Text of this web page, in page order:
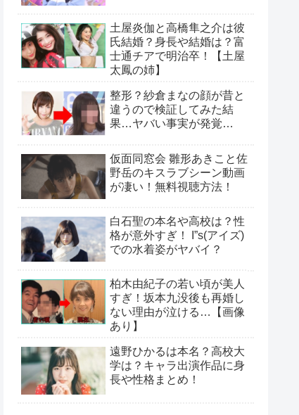
土屋炎伽と高橋隼之介は彼
氏結婚？身長や結婚は？富
士通チアで明治卒！【土屋
太鳳の姉】
整形？紗倉まなの顔が昔と
違うので検証してみた結
果…ヤバい事実が発覚…
仮面同窓会 雛形あきこと佐
野岳のキスラブシーン動画
が凄い！無料視聴方法！
白石聖の本名や高校は？性
格が意外すぎ！ I”s(アイズ)
での水着姿がヤバイ？
柏木由紀子の若い頃が美人
すぎ！坂本九没後も再婚し
ない理由が泣ける…【画像
あり】
遠野ひかるは本名？高校大
学は？キャラ出演作品に身
長や性格まとめ！